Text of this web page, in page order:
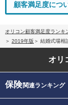
顧客満足度につ
オリコン顧客満足度ランキ
2019年版
結婚式場相
オリ
保険関連ランキング